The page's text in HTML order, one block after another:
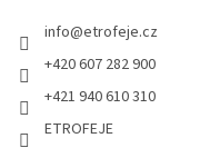
info@etrofeje.cz
+420 607 282 900
+421 940 610 310
ETROFEJE